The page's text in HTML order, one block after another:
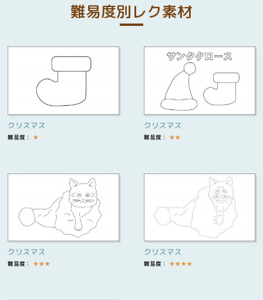
難易度別レク素材
クリスマス
難易度： ★
クリスマス
難易度： ★★
クリスマス
難易度： ★★★
クリスマス
難易度： ★★★★